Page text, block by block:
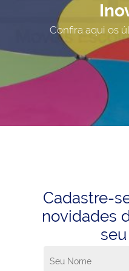
Confira aqui os
Cadastre-
novidades